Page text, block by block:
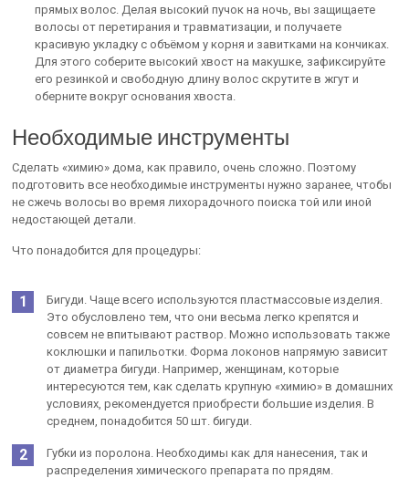
прямых волос. Делая высокий пучок на ночь, вы защищаете
волосы от перетирания и травматизации, и получаете
красивую укладку с объёмом у корня и завитками на кончиках.
Для этого соберите высокий хвост на макушке, зафиксируйте
его резинкой и свободную длину волос скрутите в жгут и
оберните вокруг основания хвоста.
Необходимые инструменты
Сделать «химию» дома, как правило, очень сложно. Поэтому
подготовить все необходимые инструменты нужно заранее, чтобы
не сжечь волосы во время лихорадочного поиска той или иной
недостающей детали.
Что понадобится для процедуры:
Бигуди. Чаще всего используются пластмассовые изделия.
Это обусловлено тем, что они весьма легко крепятся и
совсем не впитывают раствор. Можно использовать также
коклюшки и папильотки. Форма локонов напрямую зависит
от диаметра бигуди. Например, женщинам, которые
интересуются тем, как сделать крупную «химию» в домашних
условиях, рекомендуется приобрести большие изделия. В
среднем, понадобится 50 шт. бигуди.
Губки из поролона. Необходимы как для нанесения, так и
распределения химического препарата по прядям.